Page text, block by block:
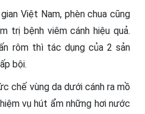
Việt Nam, phèn chua cũng
trị bệnh viêm cánh hiệu quả.
rôm thì tác dụng của 2 sản
bội.
chế vùng da dưới cánh ra mồ
vụ hút ẩm những hơi nước